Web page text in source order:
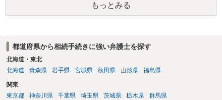
もっとみる
都道府県から相続手続きに強い弁護士を探す
北海道・東北
北海道
青森県 岩手県 宮城県 秋田県 山形県 福島県
関東
東京都
神奈川県 千葉県 埼玉県 茨城県 栃木県 群馬県